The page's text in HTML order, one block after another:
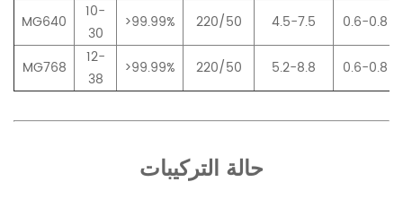
MG640
10-
30
>99.99% 220/50 4.5-7.5 0.6-0.8
MG768
12-
38
>99.99% 220/50 5.2-8.8 0.6-0.8
حالة التركيبات